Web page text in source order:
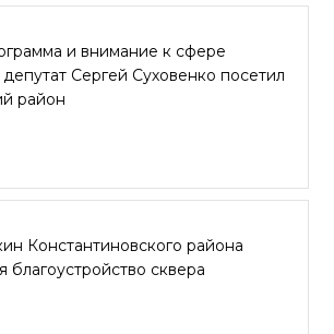
и внимание к сфере
Сергей Суховенко посетил
район
Константиновского района
благоустройство сквера